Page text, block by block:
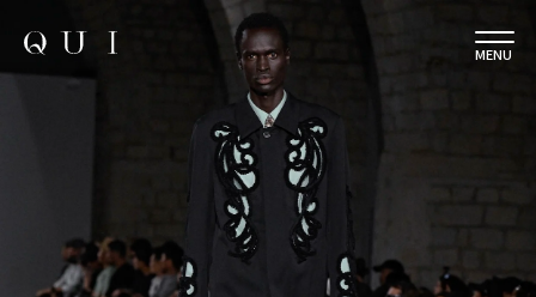
MENU